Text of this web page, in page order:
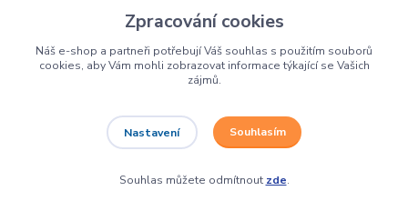
Nepropásněte novinky, akce a slevy!
Zpracování cookies
Náš e-shop a partneři potřebují Váš souhlas s použitím souborů
cookies, aby Vám mohli zobrazovat informace týkající se Vašich
zájmů.
Nastavení Souhlasím
Souhlas můžete odmítnout zde.